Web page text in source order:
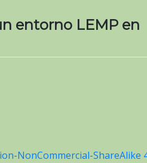
entorno LEMP en
NonCommercial-ShareAlike